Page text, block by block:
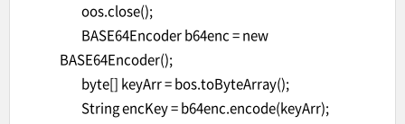
oos.close();
BASE64Encoder b64enc = new
BASE64Encoder();
byte[] keyArr = bos.toByteArray();
String encKey = b64enc.encode(keyArr);